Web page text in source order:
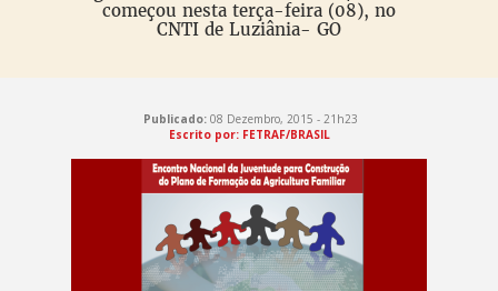
começou nesta terça-feira (08), no
CNTI de Luziânia- GO
Publicado: 08 Dezembro, 2015 - 21h23
Escrito por: FETRAF/BRASIL